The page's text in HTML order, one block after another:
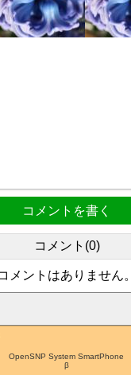
コメントを書く
コメント(0)
メントはありません。
OpenSNP System SmartPhone
β